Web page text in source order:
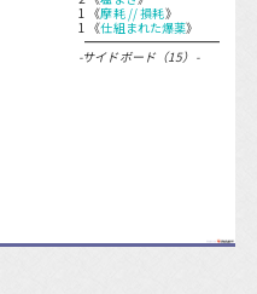
1 《摩耗 // 損耗》
1 《仕組まれた爆薬》
-サイドボード（15）-